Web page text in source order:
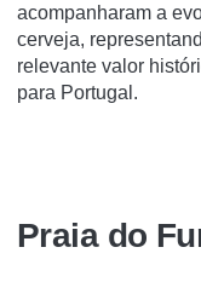
acompanharam a
cerveja,
relevante valor
para Portugal.
Praia do